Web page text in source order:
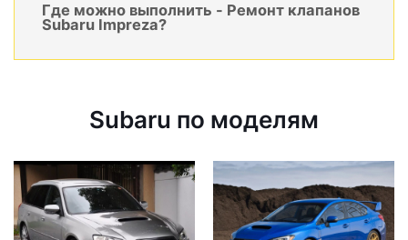
Где можно выполнить - Ремонт клапанов
Subaru Impreza?
Subaru по моделям